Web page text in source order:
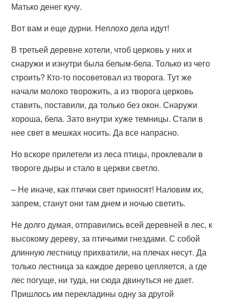
Матько денег кучу.
Вот вам и еще дурни. Неплохо дела идут!
В третьей деревне хотели, чтоб церковь у них и
снаружи и изнутри была белым-бела. Только из чего
строить? Кто-то посоветовал из творога. Тут же
начали молоко творожить, а из творога церковь
ставить, поставили, да только без окон. Снаружи
хороша, бела. Зато внутри хуже темницы. Стали в
нее свет в мешках носить. Да все напрасно.
Но вскоре прилетели из леса птицы, проклевали в
твороге дыры и стало в церкви светло.
– Не иначе, как птички свет приносят! Наловим их,
запрем, станут они там днем и ночью светить.
Не долго думая, отправились всей деревней в лес, к
высокому дереву, за птичьими гнездами. С собой
длинную лестницу прихватили, на плечах несут. Да
только лестница за каждое дерево цепляется, а где
лес погуще, ни туда, ни сюда двинуться не дает.
Пришлось им перекладины одну за другой